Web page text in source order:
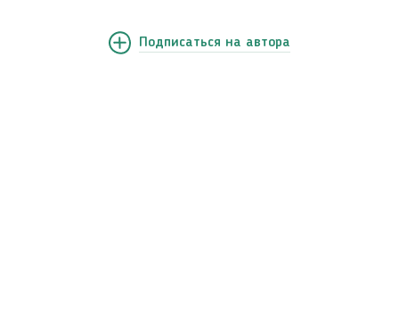
Подписаться на автора